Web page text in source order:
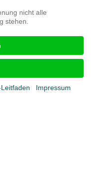
nicht alle
stehen.
Impressum